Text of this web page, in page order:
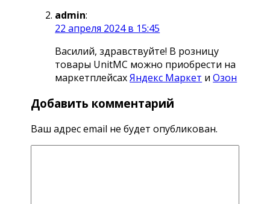
admin:
22 апреля 2024 в 15:45
Василий, здравствуйте! В розницу
товары UnitMC можно приобрести на
маркетплейсахЯндекс Маркет иОзон
Добавить комментарий
Ваш адрес email не будет опубликован.